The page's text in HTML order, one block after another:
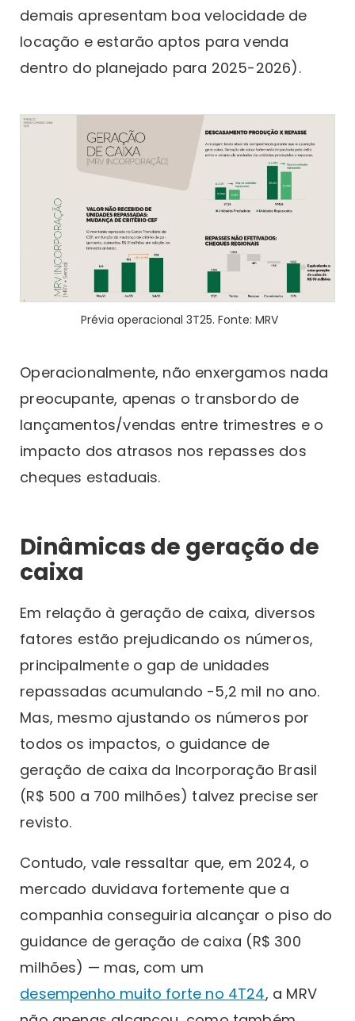
demais apresentam boa velocidade de
locação e estarão aptos para venda
dentro do planejado para 2025-2026).
Prévia operacional 3T25. Fonte: MRV
Operacionalmente, não enxergamos nada
preocupante, apenas o transbordo de
lançamentos/vendas entre trimestres e o
impacto dos atrasos nos repasses dos
cheques estaduais.
Dinâmicas de geração de
caixa
Em relação à geração de caixa, diversos
fatores estão prejudicando os números,
principalmente o gap de unidades
repassadas acumulando -5,2 mil no ano.
Mas, mesmo ajustando os números por
todos os impactos, o guidance de
geração de caixa da Incorporação Brasil
(R$ 500 a 700 milhões) talvez precise ser
revisto.
Contudo, vale ressaltar que, em 2024, o
mercado duvidava fortemente que a
companhia conseguiria alcançar o piso do
guidance de geração de caixa (R$ 300
milhões) — mas, com um
desempenho muito forte no 4T24, a MRV